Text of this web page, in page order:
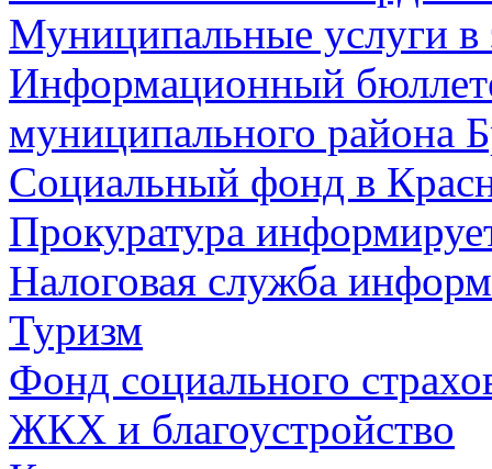
Муниципальные услуги в
Информационный
муниципального района
Социальный фонд в
Прокуратура
Налоговая служба
Туризм
Фонд социального
ЖКХ и благоустройство